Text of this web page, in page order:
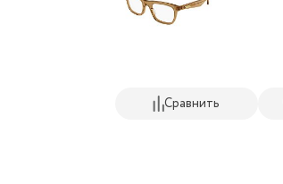
Сравнить